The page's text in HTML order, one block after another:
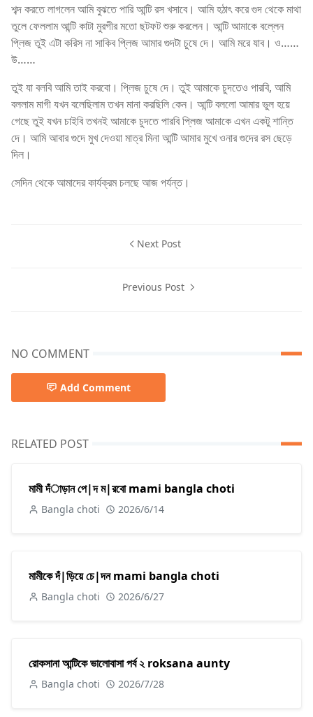
শব্দ করতে লাগলেন আমি বুঝতে পারি আন্টি রস খসাবে। আমি হঠাৎ করে গুদ থেকে মাথা
তুলে ফেললাম আন্টি কাটা মুরগীর মতো ছটফট শুরু করলেন। আন্টি আমাকে বল্লেন
প্লিজ তুই এটা করিস না সাকিব প্লিজ আমার গুদটা চুষে দে। আমি মরে যাব। ও……
উ……
তুই যা বলবি আমি তাই করবো। প্লিজ চুষে দে। তুই আমাকে চুদতেও পারবি, আমি
বললাম মাগী যখন বলেছিলাম তখন মানা করছিলি কেন। আন্টি বললো আমার ভুল হয়ে
গেছে তুই যখন চাইবি তখনই আমাকে চুদতে পারবি প্লিজ আমাকে এখন একটু শান্তি
দে। আমি আবার গুদে মুখ দেওয়া মাত্র মিনা আন্টি আমার মুখে ওনার গুদের রস ছেড়ে
দিল।
সেদিন থেকে আমাদের কার্যক্রম চলছে আজ পর্যন্ত।
Next Post
Previous Post
NO COMMENT
Add Comment
RELATED POST
মামী দঁাড়ান পে|দ ম|রবো mami bangla choti
Bangla choti 2026/6/14
মামীকে দঁ|ড়িয়ে চে|দন mami bangla choti
Bangla choti 2026/6/27
রোকসানা আন্টিকে ভালোবাসা পর্ব ২ roksana aunty
Bangla choti 2026/7/28